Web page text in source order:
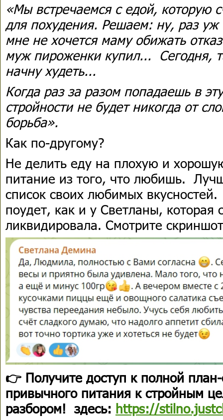
«Мы встречаемся с едой, которую
для похудения. Решаем: ну, раз уж
мне не хочется маму обижать
муж пироженки купил... Сегодня,
начну худеть...
Когда раз за разом попадаешь в
стройности не будет никогда от
борьба».
Как по-другому?
Не делить еду на плохую и
питание из того, что любишь.
список своих любимых
поудет, как и у Светланы, которая
ликвидировала. Смотрите
👉 Получите доступ к полной
привычного питания к стройным
разбором! здесь: https://